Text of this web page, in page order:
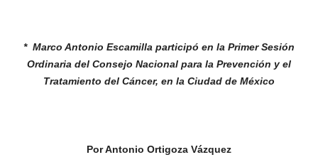
* Marco Antonio Escamilla participó en la PrimerSesión
Ordinaria del Consejo Nacional para la Prevención y el
Tratamiento del Cáncer, en la Ciudad de México
Por Antonio Ortigoza Vázquez